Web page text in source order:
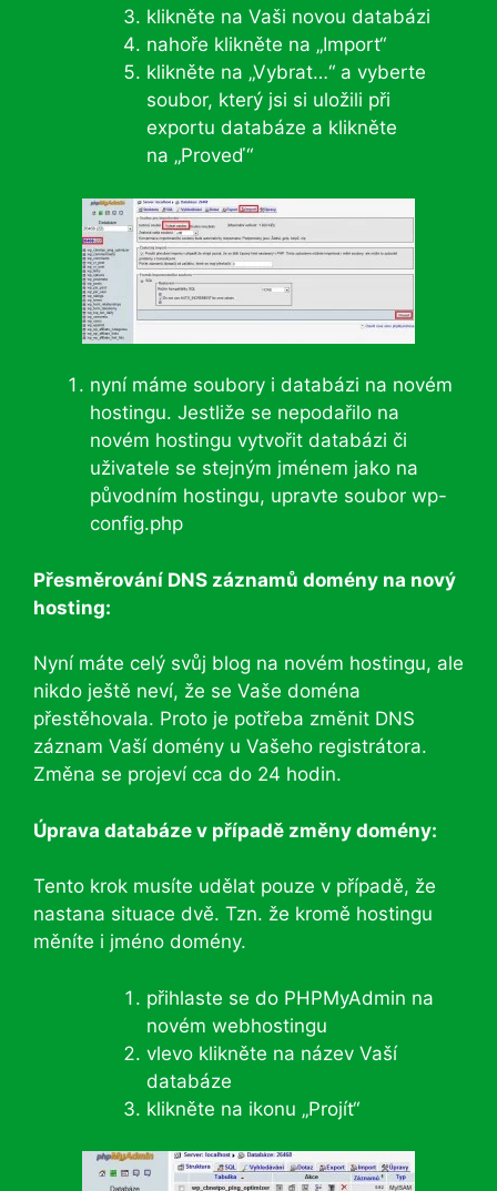
klikněte na Vaši novou databázi
nahoře klikněte na „Import“
klikněte na „Vybrat…“ a vyberte
soubor, který jsi si uložili při
exportu databáze a klikněte
na „Proveď“
nyní máme soubory i databázi na novém
hostingu. Jestliže se nepodařilo na
novém hostingu vytvořit databázi či
uživatele se stejným jménem jako na
původním hostingu, upravte soubor wp-
config.php
Přesměrování DNS záznamů domény na nový
hosting:
Nyní máte celý svůj blog na novém hostingu, ale
nikdo ještě neví, že se Vaše doména
přestěhovala. Proto je potřeba změnit DNS
záznam Vaší domény u Vašeho registrátora.
Změna se projeví cca do 24 hodin.
Úprava databáze v případě změny domény:
Tento krok musíte udělat pouze v případě, že
nastana situace dvě. Tzn. že kromě hostingu
měníte i jméno domény.
přihlaste se do PHPMyAdmin na
novém webhostingu
vlevo klikněte na název Vaší
databáze
klikněte na ikonu „Projít“